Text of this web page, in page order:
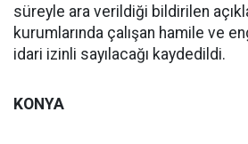
süreyle ara verildiği bildirilen
kurumlarında çalışan hamile ve
idari izinli sayılacağı kaydedildi.
KONYA